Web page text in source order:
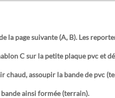
la page suivante (A, B). Les
C sur la petite plaque pvc et
chaud, assoupir la bande de pvc
ainsi formée (terrain).